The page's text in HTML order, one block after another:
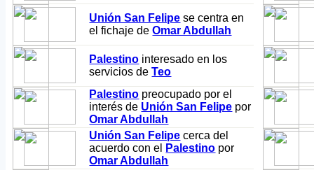
Unión San Felipe se centra en
el fichaje deOmar Abdullah
Palestino interesado en los
servicios deTeo
Palestino preocupado por el
interés de Unión San Felipe por
Omar Abdullah
Unión San Felipe cerca del
acuerdo con el
Palestino por
Omar Abdullah